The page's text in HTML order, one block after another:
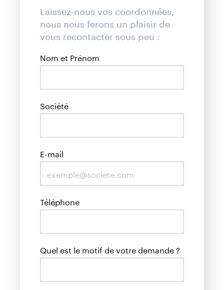
Laissez-nous vos coordonnées,
nous nous ferons un plaisir de
vous recontacter sous peu :
Nom et Prénom
Société
E-mail
Téléphone
Quel est le motif de votre demande ?